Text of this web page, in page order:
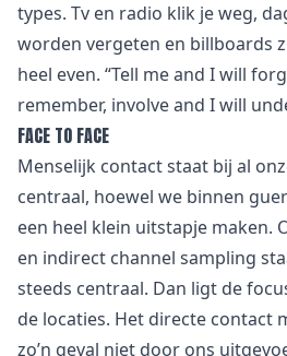
types. Tv en radio klik je weg,
worden vergeten en billboards
heel even. “Tell me and I will
remember, involve and I will
FACE TO FACE
Menselijk contact staat bij al
centraal, hoewel we binnen
een heel klein uitstapje maken.
en indirect channel sampling
steeds centraal. Dan ligt de
de locaties. Het directe contact
zo’n geval niet door ons